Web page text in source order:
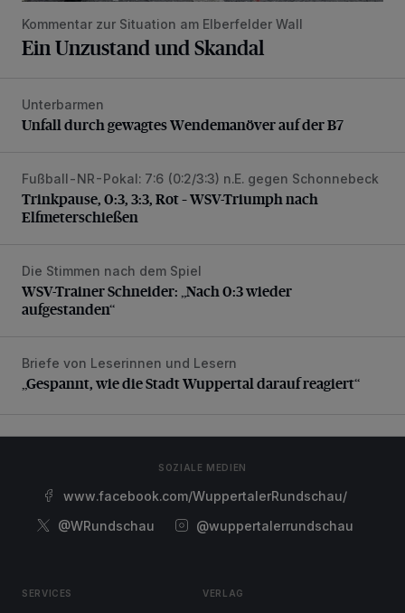
Kommentar zur Situation am Elberfelder Wall
Ein Unzustand und Skandal
Unfall durch gewagtes Wendemanöver auf der B7
Unterbarmen
Unfall durch gewagtes Wendemanöver auf der B7
Trinkpause, 0:3, 3:3, Rot – WSV-Triumph nach
Fußball-NR-Pokal: 7:6 (0:2/3:3) n.E. gegen Schonnebeck
Trinkpause, 0:3, 3:3, Rot – WSV-Triumph nach
Elfmeterschießen
WSV-Trainer Schneider: „Nach 0:3 wieder aufgestanden“
Die Stimmen nach dem Spiel
WSV-Trainer Schneider: „Nach 0:3 wieder
aufgestanden“
„Gespannt, wie die Stadt Wuppertal darauf reagiert“
Briefe von Leserinnen und Lesern
„Gespannt, wie die Stadt Wuppertal darauf reagiert“
SOZIALE MEDIEN
www.facebook.com/WuppertalerRundschau/
@WRundschau
@wuppertalerrundschau
SERVICES VERLAG